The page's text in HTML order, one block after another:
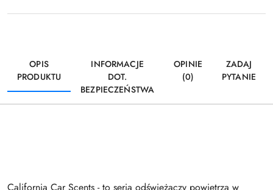
OPIS
PRODUKTU
INFORMACJE
DOT.
BEZPIECZEŃSTWA
OPINIE
(0)
ZADAJ
PYTANIE